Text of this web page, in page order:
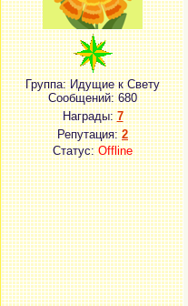
Группа: Идущие к Свету
Сообщений:680
Награды:7
Репутация:2
Статус:Offline